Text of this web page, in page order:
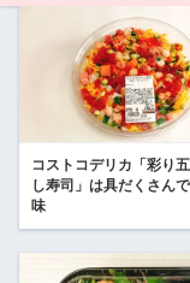
コストコデリカ「彩り
し寿司」は具だくさん
味